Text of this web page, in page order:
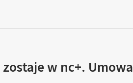
w nc+. Umowa